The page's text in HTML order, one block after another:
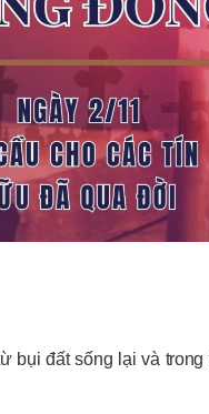
bụi đất sống lại và trong